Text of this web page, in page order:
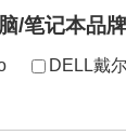
/笔记本品
DELL戴